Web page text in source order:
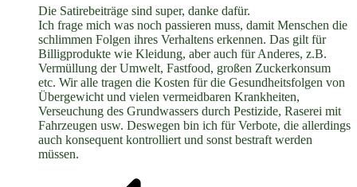
Die Satirebeiträge sind super, danke dafür.
Ich frage mich was noch passieren muss, damit Menschen die
schlimmen Folgen ihres Verhaltens erkennen. Das gilt für
Billigprodukte wie Kleidung, aber auch für Anderes, z.B.
Vermüllung der Umwelt, Fastfood, großen Zuckerkonsum
etc. Wir alle tragen die Kosten für die Gesundheitsfolgen von
Übergewicht und vielen vermeidbaren Krankheiten,
Verseuchung des Grundwassers durch Pestizide, Raserei mit
Fahrzeugen usw. Deswegen bin ich für Verbote, die allerdings
auch konsequent kontrolliert und sonst bestraft werden
müssen.